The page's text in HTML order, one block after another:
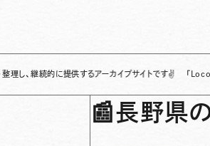
に提供するアーカイブサイトです✌ 「Locon（ロコン）」
📰長野県